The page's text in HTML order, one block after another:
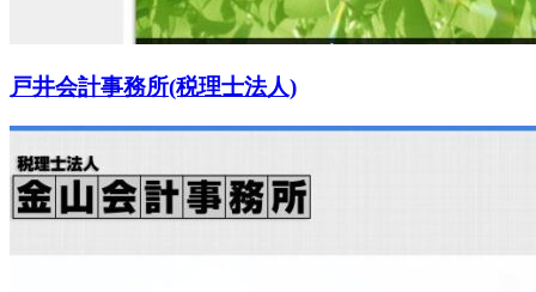
戸井会計事務所(税理士法人)